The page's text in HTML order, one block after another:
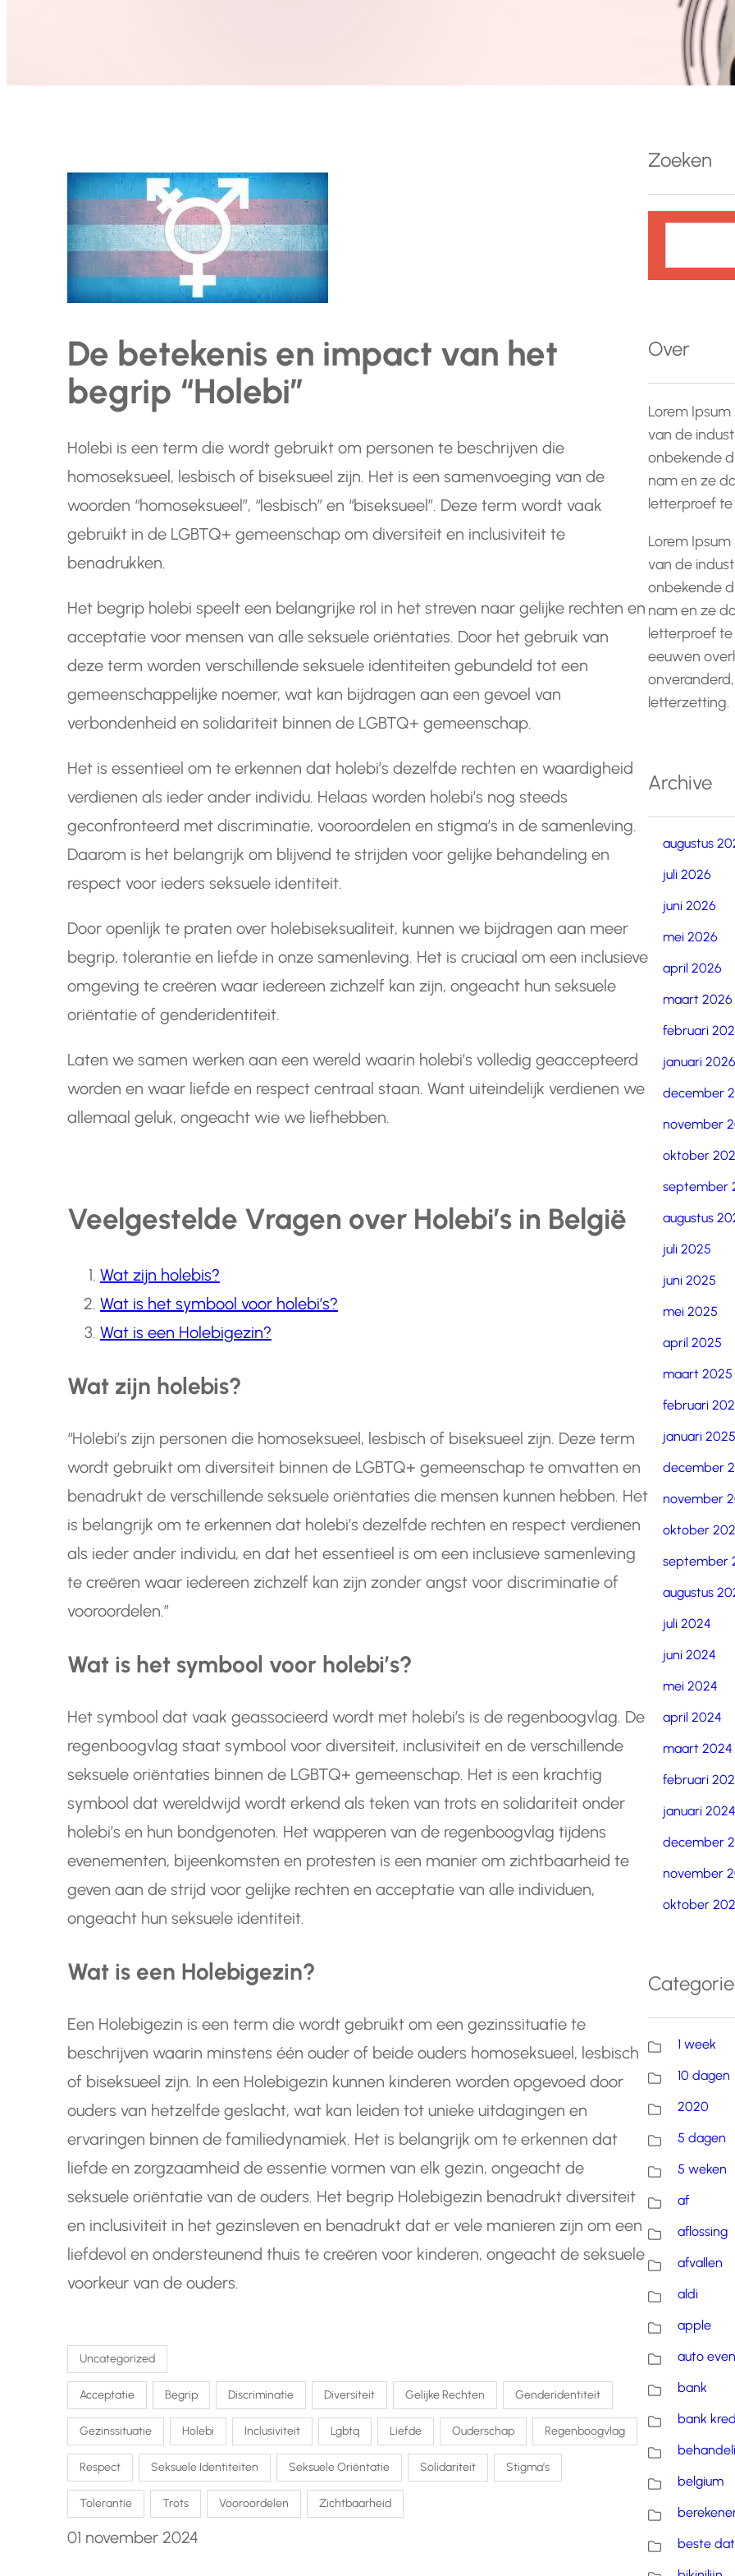
De betekenis en impact van het
begrip “Holebi”
Holebi is een term die wordt gebruikt om personen te beschrijven die
homoseksueel, lesbisch of biseksueel zijn. Het is een samenvoeging van de
woorden “homoseksueel”, “lesbisch” en “biseksueel”. Deze term wordt vaak
gebruikt in de LGBTQ+ gemeenschap om diversiteit en inclusiviteit te
benadrukken.
Het begrip holebi speelt een belangrijke rol in het streven naar gelijke rechten en
acceptatie voor mensen van alle seksuele oriëntaties. Door het gebruik van
deze term worden verschillende seksuele identiteiten gebundeld tot een
gemeenschappelijke noemer, wat kan bijdragen aan een gevoel van
verbondenheid en solidariteit binnen de LGBTQ+ gemeenschap.
Het is essentieel om te erkennen dat holebi’s dezelfde rechten en waardigheid
verdienen als ieder ander individu. Helaas worden holebi’s nog steeds
geconfronteerd met discriminatie, vooroordelen en stigma’s in de samenleving.
Daarom is het belangrijk om blijvend te strijden voor gelijke behandeling en
respect voor ieders seksuele identiteit.
Door openlijk te praten over holebiseksualiteit, kunnen we bijdragen aan meer
begrip, tolerantie en liefde in onze samenleving. Het is cruciaal om een inclusieve
omgeving te creëren waar iedereen zichzelf kan zijn, ongeacht hun seksuele
oriëntatie of genderidentiteit.
Laten we samen werken aan een wereld waarin holebi’s volledig geaccepteerd
worden en waar liefde en respect centraal staan. Want uiteindelijk verdienen we
allemaal geluk, ongeacht wie we liefhebben.
Veelgestelde Vragen over Holebi’s in België
Wat zijn holebis?
Wat is het symbool voor holebi’s?
Wat is een Holebigezin?
Wat zijn holebis?
“Holebi’s zijn personen die homoseksueel, lesbisch of biseksueel zijn. Deze term
wordt gebruikt om diversiteit binnen de LGBTQ+ gemeenschap te omvatten en
benadrukt de verschillende seksuele oriëntaties die mensen kunnen hebben. Het
is belangrijk om te erkennen dat holebi’s dezelfde rechten en respect verdienen
als ieder ander individu, en dat het essentieel is om een inclusieve samenleving
te creëren waar iedereen zichzelf kan zijn zonder angst voor discriminatie of
vooroordelen.”
Wat is het symbool voor holebi’s?
Het symbool dat vaak geassocieerd wordt met holebi’s is de regenboogvlag. De
regenboogvlag staat symbool voor diversiteit, inclusiviteit en de verschillende
seksuele oriëntaties binnen de LGBTQ+ gemeenschap. Het is een krachtig
symbool dat wereldwijd wordt erkend als teken van trots en solidariteit onder
holebi’s en hun bondgenoten. Het wapperen van de regenboogvlag tijdens
evenementen, bijeenkomsten en protesten is een manier om zichtbaarheid te
geven aan de strijd voor gelijke rechten en acceptatie van alle individuen,
ongeacht hun seksuele identiteit.
Wat is een Holebigezin?
Een Holebigezin is een term die wordt gebruikt om een gezinssituatie te
beschrijven waarin minstens één ouder of beide ouders homoseksueel, lesbisch
of biseksueel zijn. In een Holebigezin kunnen kinderen worden opgevoed door
ouders van hetzelfde geslacht, wat kan leiden tot unieke uitdagingen en
ervaringen binnen de familiedynamiek. Het is belangrijk om te erkennen dat
liefde en zorgzaamheid de essentie vormen van elk gezin, ongeacht de
seksuele oriëntatie van de ouders. Het begrip Holebigezin benadrukt diversiteit
en inclusiviteit in het gezinsleven en benadrukt dat er vele manieren zijn om een
liefdevol en ondersteunend thuis te creëren voor kinderen, ongeacht de seksuele
voorkeur van de ouders.
Uncategorized
Acceptatie Begrip Discriminatie Diversiteit Gelijke Rechten Genderidentiteit
Gezinssituatie Holebi Inclusiviteit Lgbtq Liefde Ouderschap Regenboogvlag
Respect Seksuele Identiteiten Seksuele Oriëntatie Solidariteit Stigma’s
Tolerantie Trots Vooroordelen Zichtbaarheid
01 november 2024
Zoeken
Over
Lorem
van de
onbekende
nam en ze
letterproef te
Lorem
van de
onbekende
nam en ze
letterproef te
eeuwen
letterzetting.
Archive
augustus
juli 2026
juni 2026
mei 2026
april 2026
maart 2026
februari
januari 2026
december
november
oktober
september
augustus
juli 2025
juni 2025
mei 2025
april 2025
maart 2025
februari
januari 2025
december
november
oktober
september
augustus
juli 2024
juni 2024
mei 2024
april 2024
maart 2024
februari
januari 2024
december
november
oktober
1 week
10 dagen
2020
5 dagen
5 weken
af
aflossing
afvallen
aldi
apple
auto
bank
bank
belgium
beste